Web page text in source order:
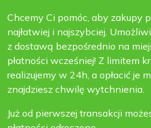
Chcemy Ci pomóc, aby zakupy
najłatwiej i najszybciej.
z dostawą bezpośrednio na
płatności wcześniej! Z limitem
realizujemy w 24h, a opłacić je
znajdziesz chwilę wytchnienia.
Już od pierwszej transakcji